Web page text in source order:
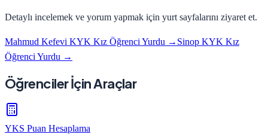
Detaylı incelemek ve yorum yapmak için yurt sayfalarını ziyaret et.
Mahmud Kefevi KYK Kız Öğrenci Yurdu → Sinop KYK Kız
Öğrenci Yurdu →
Öğrenciler İçin Araçlar
YKS Puan Hesaplama